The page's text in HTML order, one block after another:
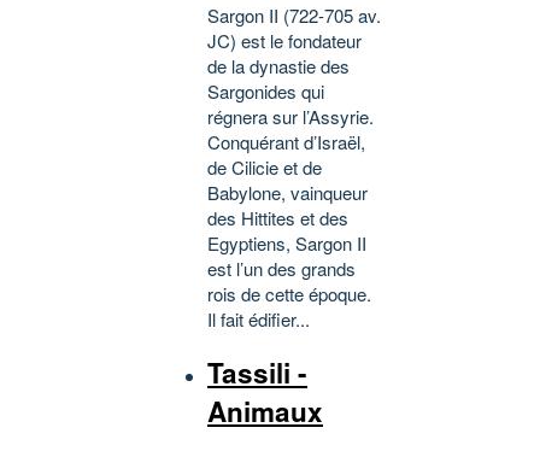
Sargon II (722-705 av.
JC) est le fondateur
de la dynastie des
Sargonides qui
régnera sur l’Assyrie.
Conquérant d’Israël,
de Cilicie et de
Babylone, vainqueur
des Hittites et des
Egyptiens, Sargon II
est l’un des grands
rois de cette époque.
Il fait édifier...
Tassili -
Animaux